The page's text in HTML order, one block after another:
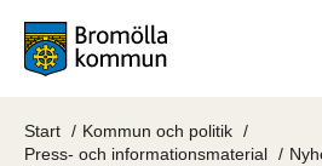
Start
Kommun och politik
Press- och informationsmaterial